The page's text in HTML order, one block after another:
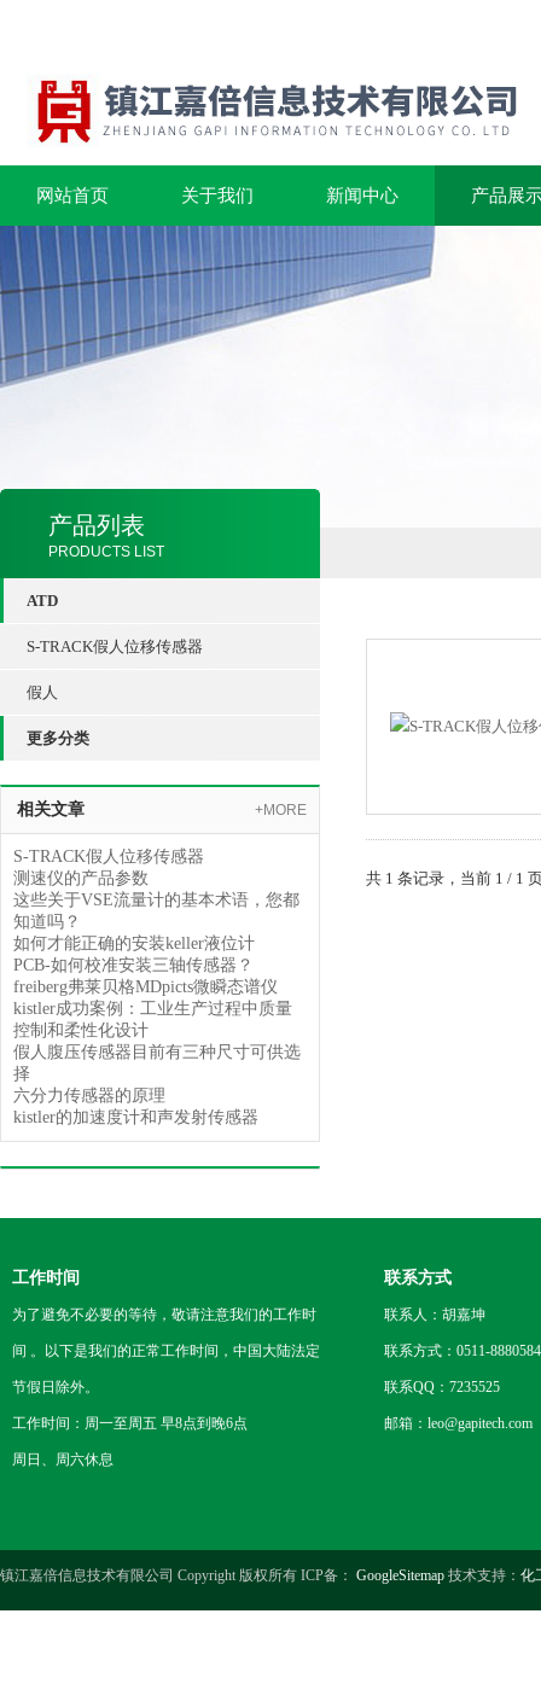
网站首页 关于我们 新闻中心 产品展
产品列表
PRODUCTS LIST
ATD
S-TRACK假人位移传感器
假人
更多分类
相关文章 +MORE
S-TRACK假人位移传感器
测速仪的产品参数
这些关于VSE流量计的基本术语，您都
知道吗？
如何才能正确的安装keller液位计
PCB-如何校准安装三轴传感器？
freiberg弗莱贝格MDpicts微瞬态谱仪
kistler成功案例：工业生产过程中质量
控制和柔性化设计
假人腹压传感器目前有三种尺寸可供选
择
六分力传感器的原理
kistler的加速度计和声发射传感器
共 1 条记录，当前 1 / 1
工作时间
为了避免不必要的等待，敬请注意我们的工作时
间 。以下是我们的正常工作时间，中国大陆法定
节假日除外。
工作时间：周一至周五 早8点到晚6点
周日、周六休息
联系方式
联系人：胡嘉坤
联系方式：0511-
联系QQ：7235525
邮箱：leo@gapitech.com
镇江嘉倍信息技术有限公司 Copyright 版权所有 ICP备： GoogleSitemap 技术支持： 化